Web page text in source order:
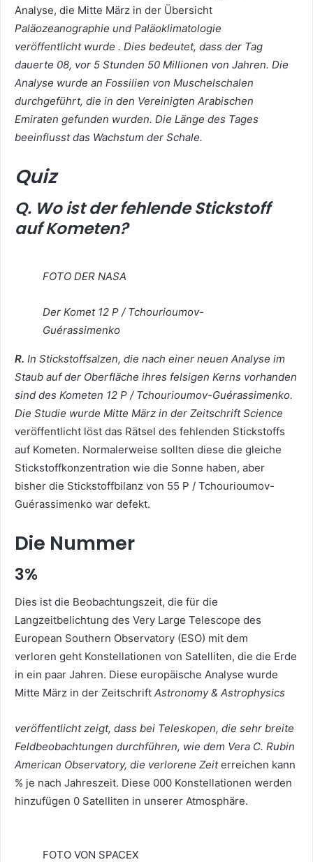
Analyse, die Mitte März in der Übersicht
Paläozeanographie und Paläoklimatologie
veröffentlicht wurde . Dies bedeutet, dass der Tag
dauerte 08, vor 5 Stunden 50 Millionen von Jahren. Die
Analyse wurde an Fossilien von Muschelschalen
durchgeführt, die in den Vereinigten Arabischen
Emiraten gefunden wurden. Die Länge des Tages
beeinflusst das Wachstum der Schale.
Quiz
Q. Wo ist der fehlende Stickstoff
auf Kometen?
FOTO DER NASA
Der Komet 12 P / Tchourioumov-
Guérassimenko
R. In Stickstoffsalzen, die nach einer neuen Analyse im
Staub auf der Oberfläche ihres felsigen Kerns vorhanden
sind des Kometen 12 P / Tchourioumov-Guérassimenko.
Die Studie wurde Mitte März in der Zeitschrift Science
veröffentlicht löst das Rätsel des fehlenden Stickstoffs
auf Kometen. Normalerweise sollten diese die gleiche
Stickstoffkonzentration wie die Sonne haben, aber
bisher die Stickstoffbilanz von 55 P / Tchourioumov-
Guérassimenko war defekt.
Die Nummer
3%
Dies ist die Beobachtungszeit, die für die
Langzeitbelichtung des Very Large Telescope des
European Southern Observatory (ESO) mit dem
verloren geht Konstellationen von Satelliten, die die Erde
in ein paar Jahren. Diese europäische Analyse wurde
Mitte März in der Zeitschrift Astronomy & Astrophysics
veröffentlicht zeigt, dass bei Teleskopen, die sehr breite
Feldbeobachtungen durchführen, wie dem Vera C. Rubin
American Observatory, die verlorene Zeiterreichen kann
% je nach Jahreszeit. Diese 000 Konstellationen werden
hinzufügen 0 Satelliten in unserer Atmosphäre.
FOTO VON SPACEX